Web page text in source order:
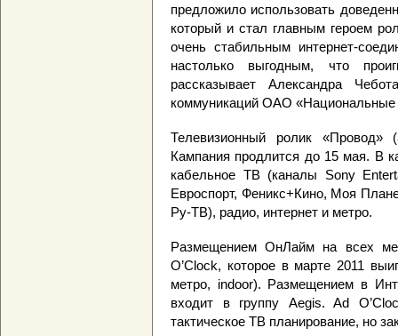
предложило использовать
который и стал главным героем
очень стабильным интернет-
настолько выгодным, что
рассказывает Александра
коммуникаций ОАО «Национальные
Телевизионный ролик
Кампания продлится до 15 мая. В
кабельное ТВ (каналы Sony
Евроспорт, Феникс+Кино, Моя
Ру-ТВ), радио, интернет и метро.
Размещением ОнЛайм на всех
O’Clock, которое в марте 2011
метро, indoor). Размещением в
входит в группу Aegis. Ad
тактическое ТВ планирование, но